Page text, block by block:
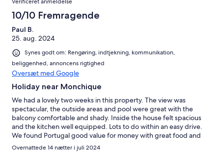
Verificeret anmeldelse
10/10 Fremragende
Paul B.
25. aug. 2024
Synes godt om: Rengøring, indtjekning, kommunikation,
beliggenhed, annoncens rigtighed
Oversæt med Google
Holiday near Monchique
We had a lovely two weeks in this property. The view was
spectacular, the outside areas and pool were great with the
balcony comfortable and shady. Inside the house felt spacious
and the kitchen well equipped. Lots to do within an easy drive.
We found Portugal good value for money with great food and
friendly people, we will return.
Overnattede 14 nætter i juli 2024